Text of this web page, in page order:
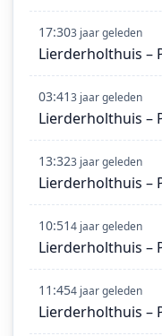
17:303 jaar geleden
Lierderholthuis –
03:413 jaar geleden
Lierderholthuis –
13:323 jaar geleden
Lierderholthuis –
10:514 jaar geleden
Lierderholthuis –
11:454 jaar geleden
Lierderholthuis –